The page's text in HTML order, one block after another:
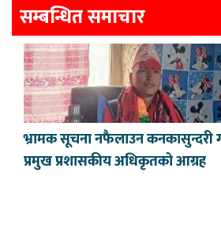
सम्बन्धित समाचार
भ्रामक सूचना नफैलाउन कनकासुन्दरी
प्रमुख प्रशासकीय अधिकृतको आग्रह